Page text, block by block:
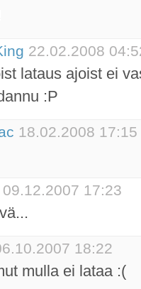
22.02.2008
lataus ajoist ei
:P
18.02.2008 17:15
09.12.2007 17:23
18:22
mulla ei lataa :(